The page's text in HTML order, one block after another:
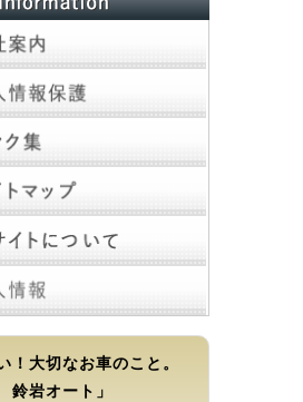
！大切なお車のこと。
鈴岩オート」